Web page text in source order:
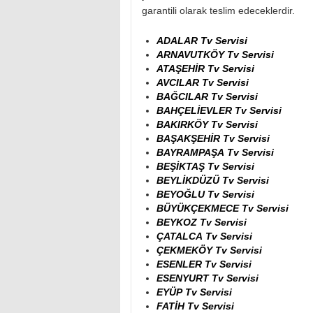
garantili olarak teslim edeceklerdir.
ADALAR Tv Servisi
ARNAVUTKÖY Tv Servisi
ATAŞEHİR Tv Servisi
AVCILAR Tv Servisi
BAĞCILAR Tv Servisi
BAHÇELİEVLER Tv Servisi
BAKIRKÖY Tv Servisi
BAŞAKŞEHİR Tv Servisi
BAYRAMPAŞA Tv Servisi
BEŞİKTAŞ Tv Servisi
BEYLİKDÜZÜ Tv Servisi
BEYOĞLU Tv Servisi
BÜYÜKÇEKMECE Tv Servisi
BEYKOZ Tv Servisi
ÇATALCA Tv Servisi
ÇEKMEKÖY Tv Servisi
ESENLER Tv Servisi
ESENYURT Tv Servisi
EYÜP Tv Servisi
FATİH Tv Servisi